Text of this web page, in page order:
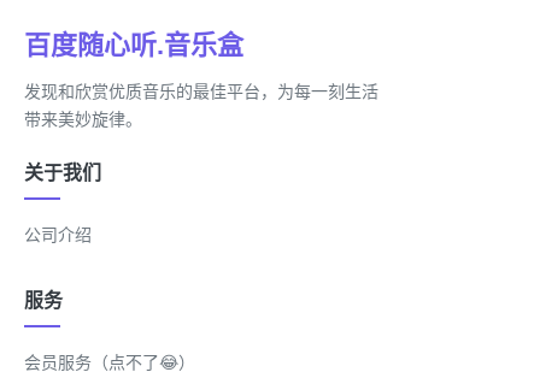
爱远看似更目秀 但偏偏更不安
害怕你说句留低好嘛
但你那汹涌记忆 不能停留
怎可能承受 如暴雨梦里枕也湿透
百度随心听.音乐盒
发现和欣赏优质音乐的最佳平台，为每一刻生活
带来美妙旋律。
关于我们
公司介绍
服务
会员服务（点不了😂）